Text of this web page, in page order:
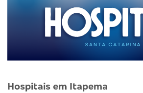
Hospitais em Itapema